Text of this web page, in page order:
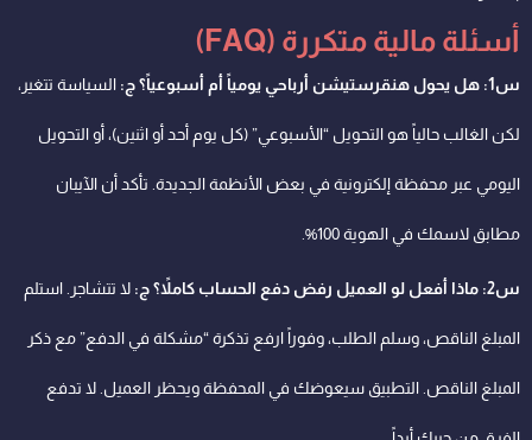
أسئلة مالية متكررة (FAQ)
س1: هل يحول هنقرستيشن أرباحي يومياً أم أسبوعياً؟ ج: السياسة تتغير،
لكن الغالب حالياً هو التحويل “الأسبوعي” (كل يوم أحد أو اثنين)، أو التحويل
اليومي عبر محفظة إلكترونية في بعض الأنظمة الجديدة. تأكد أن الآيبان
مطابق لاسمك في الهوية 100%.
س2: ماذا أفعل لو العميل رفض دفع الحساب كاملاً؟ ج: لا تتشاجر. استلم
المبلغ الناقص، وسلم الطلب، وفوراً ارفع تذكرة “مشكلة في الدفع” مع ذكر
المبلغ الناقص. التطبيق سيعوضك في المحفظة ويحظر العميل. لا تدفع